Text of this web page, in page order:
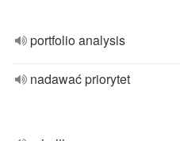
portfolio analysis
nadawać priorytet